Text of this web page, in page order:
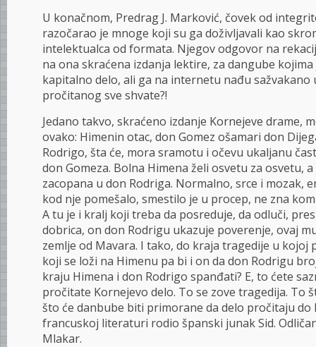
U konačnom, Predrag J. Marković, čovek od
razočarao je mnoge koji su ga doživljavali kao
intelektualca od formata. Njegov odgovor na
na ona skraćena izdanja lektire, za dangube
kapitalno delo, ali ga na internetu nađu sažvakano
pročitanog sve shvate?!
Jedano takvo, skraćeno izdanje Kornejeve drame,
ovako: Himenin otac, don Gomez ošamari don
Rodrigo, šta će, mora sramotu i očevu ukaljanu
don Gomeza. Bolna Himena želi osvetu za osvetu,
zacopana u don Rodriga. Normalno, srce i mozak,
kod nje pomešalo, smestilo je u procep, ne zna
A tu je i kralj koji treba da posreduje, da odluči,
dobrica, on don Rodrigu ukazuje poverenje, ovaj
zemlje od Mavara. I tako, do kraja tragedije u kojoj
koji se loži na Himenu pa bi i on da don Rodrigu
kraju Himena i don Rodrigo spanđati? E, to ćete
pročitate Kornejevo delo. To se zove tragedija. To
što će danbube biti primorane da delo pročitaju do
francuskoj literaturi rodio španski junak Sid.
Mlakar.